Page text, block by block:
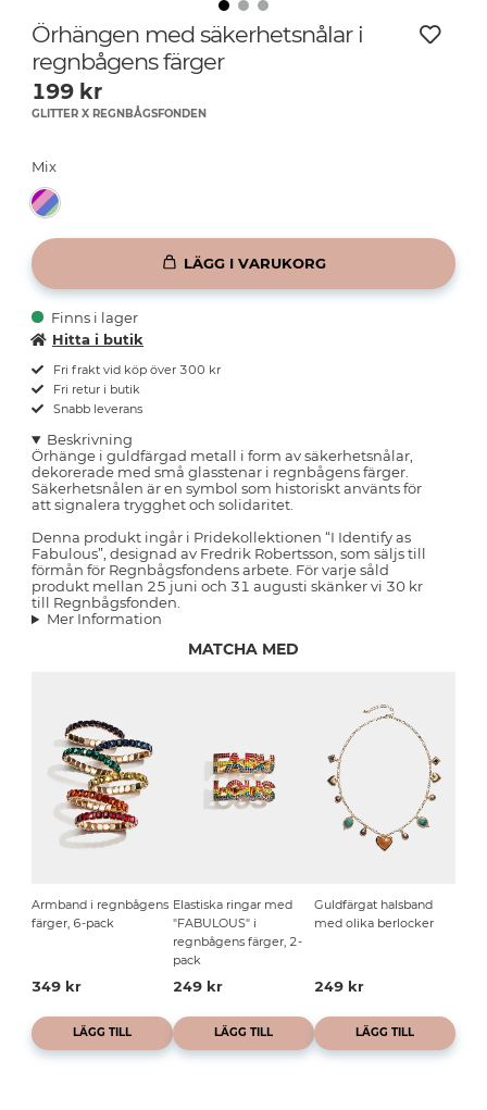
Örhängen med säkerhetsnålar i
regnbågens färger
199 kr
GLITTER X REGNBÅGSFONDEN
Mix
LÄGG I VARUKORG
Finns i lager
Hitta i butik
Fri frakt vid köp över 300 kr
Fri retur i butik
Snabb leverans
Beskrivning
Örhänge i guldfärgad metall i form av säkerhetsnålar,
dekorerade med små glasstenar i regnbågens färger.
Säkerhetsnålen är en symbol som historiskt använts för
att signalera trygghet och solidaritet.
Denna produkt ingår i Pridekollektionen “I Identify as
Fabulous”, designad av Fredrik Robertsson, som säljs till
förmån för Regnbågsfondens arbete. För varje såld
produkt mellan 25 juni och 31 augusti skänker vi 30 kr
till Regnbågsfonden.
Mer Information
MATCHA MED
Armband i regnbågens
färger, 6-pack
349 kr
LÄGG TILL
Elastiska ringar med
"FABULOUS" i
regnbågens färger, 2-
pack
249 kr
LÄGG TILL
Guldfärgat halsband
med olika berlocker
249 kr
LÄGG TILL